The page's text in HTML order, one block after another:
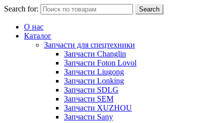
Search for: Search
О нас
Каталог
Запчасти для спецтехники
Запчасти Changlin
Запчасти Foton Lovol
Запчасти Liugong
Запчасти Lonking
Запчасти SDLG
Запчасти SEM
Запчасти XUZHOU
Запчасти Sany